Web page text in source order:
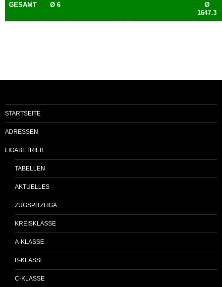
GESAMT Ø 6
Ø
1647.3
STARTSEITE
ADRESSEN
LIGABETRIEB
TABELLEN
AKTUELLES
ZUGSPITZLIGA
KREISKLASSE
A-KLASSE
B-KLASSE
C-KLASSE